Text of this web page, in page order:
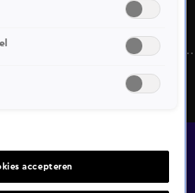
woensdagochtend in de De
JOE op de berichten
uitzending van Studio
accepteren